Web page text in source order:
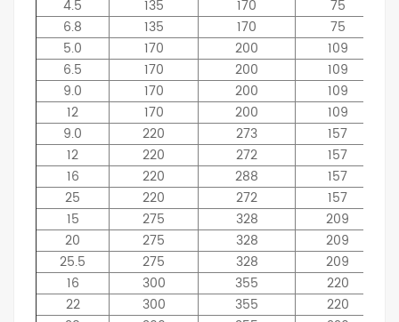
4.5
135 170
75
6.8
135 170
75
5.0
170 200
109
6.5
170 200
109
9.0
170 200
109
12
170 200
109
9.0
220 273
157
12
220 272
157
16
220 288
157
25
220 272
157
15
275 328
209
20
275 328
209
25.5
275 328
209
16
300 355
220
22
300 355
220